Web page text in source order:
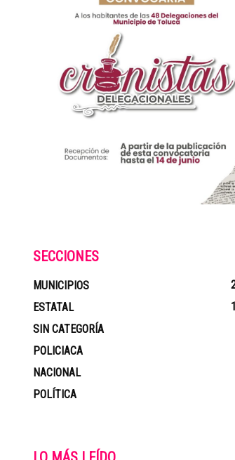
SECCIONES
MUNICIPIOS
ESTATAL
SIN CATEGORÍA
POLICIACA
NACIONAL
POLÍTICA